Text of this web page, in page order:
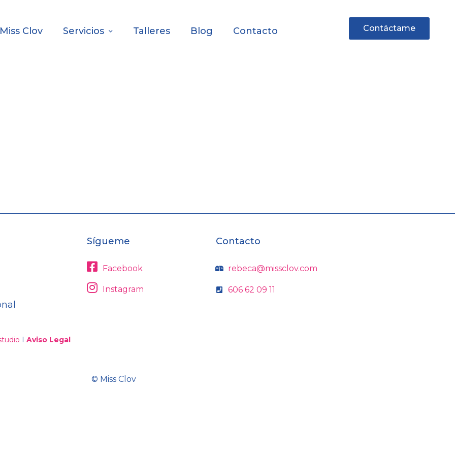
Clov Servicios Talleres Blog Contacto Contáctame
I Aviso Legal
Sígueme
Facebook
Instagram
Contacto
rebeca@missclov.com
606 62 09 11
© Miss Clov